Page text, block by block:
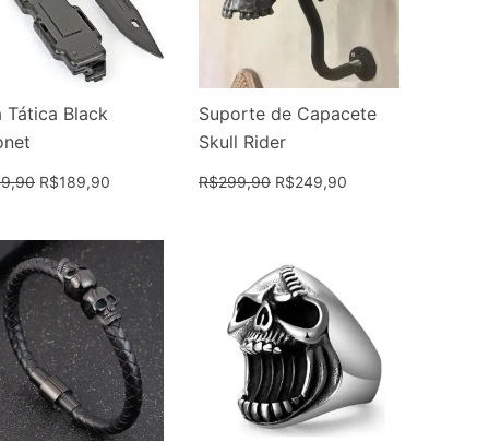
Tática Black
R$189,90
Suporte de Capacete
Skull Rider
R$299,90 R$249,90